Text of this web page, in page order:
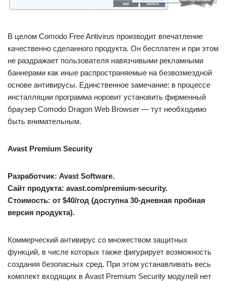
В целом Comodo Free Antivirus производит впечатление
качественно сделанного продукта. Он бесплатен и при этом
не раздражает пользователя навязчивыми рекламными
баннерами как иные распространяемые на безвозмездной
основе антивирусы. Единственное замечание: в процессе
инсталляции программа норовит установить фирменный
браузер Comodo Dragon Web Browser — тут необходимо
быть внимательным.
Avast Premium Security
Разработчик: Avast Software.
Сайт продукта: avast.com/premium-security.
Стоимость: от $40/год (доступна 30-дневная пробная
версия продукта).
Коммерческий антивирус со множеством защитных
функций, в числе которых также фигурирует возможность
создания безопасных сред. При этом устанавливать весь
комплект входящих в Avast Premium Security модулей нет